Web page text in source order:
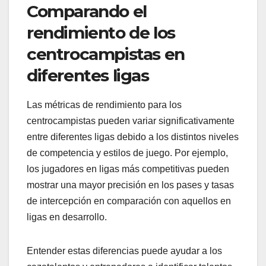
Comparando el
rendimiento de los
centrocampistas en
diferentes ligas
Las métricas de rendimiento para los
centrocampistas pueden variar significativamente
entre diferentes ligas debido a los distintos niveles
de competencia y estilos de juego. Por ejemplo,
los jugadores en ligas más competitivas pueden
mostrar una mayor precisión en los pases y tasas
de intercepción en comparación con aquellos en
ligas en desarrollo.
Entender estas diferencias puede ayudar a los